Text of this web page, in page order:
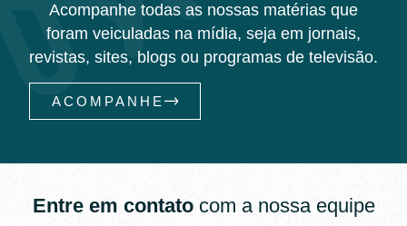
Acompanhe todas as nossas matérias que
foram veiculadas na mídia, seja em jornais,
revistas, sites, blogs ou programas de televisão.
ACOMPANHE
Entre em contatocom a nossa equipe